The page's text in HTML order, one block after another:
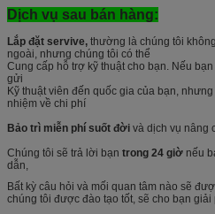
Dịch vụ sau bán hàng:
Lắp đặt servive, thường là chúng tôi
ngoài, nhưng chúng tôi có thể
Cung cấp hỗ trợ kỹ thuật cho bạn. Nếu
gửi
Kỹ thuật viên đến quốc gia của bạn,
nhiệm về chi phí
Bảo trì miễn phí suốt đời và dịch vụ nâng
Chúng tôi sẽ trả lời bạn trong 24 giờ nếu
dẫn,
Bất kỳ câu hỏi và mối quan tâm nào sẽ
chúng tôi được đào tạo tốt, sẽ cho bạn